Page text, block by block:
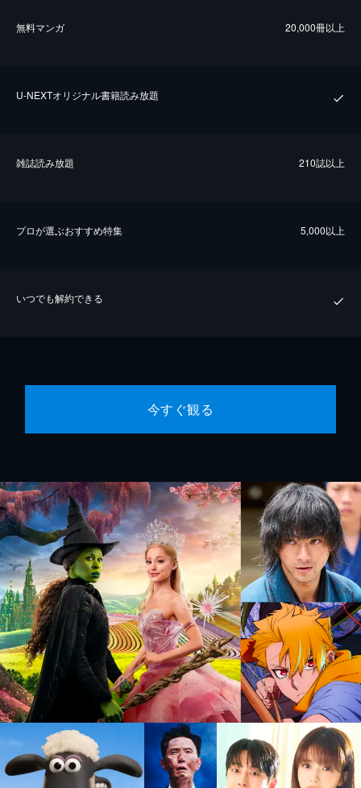
無料マンガ 20,000冊以上
U-NEXTオリジナル書籍読み放題
雑誌読み放題 210誌以上
プロが選ぶおすすめ特集 5,000以上
いつでも解約できる
今すぐ観る